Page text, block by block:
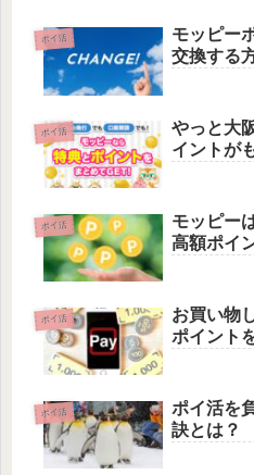
ポイ活
モッピー
交換する
ポイ活
やっと大
イントが
ポイ活
モッピー
高額ポイ
ポイ活
お買い物
ポイント
ポイ活
ポイ活を
訣とは？